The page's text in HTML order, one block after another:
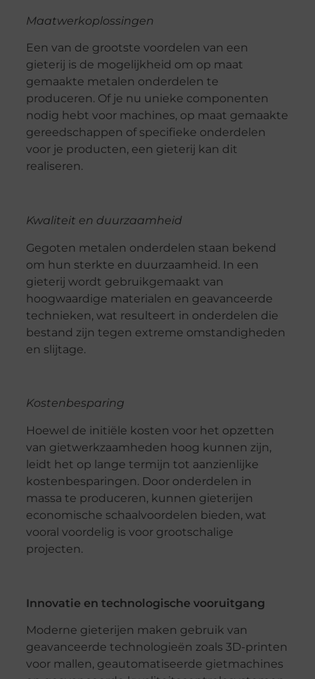
Maatwerkoplossingen
Een van de grootste voordelen van een
gieterij is de mogelijkheid om op maat
gemaakte metalen onderdelen te
produceren. Of je nu unieke componenten
nodig hebt voor machines, op maat gemaakte
gereedschappen of specifieke onderdelen
voor je producten, een gieterij kan dit
realiseren.
Kwaliteit en duurzaamheid
Gegoten metalen onderdelen staan bekend
om hun sterkte en duurzaamheid. In een
gieterij wordt gebruikgemaakt van
hoogwaardige materialen en geavanceerde
technieken, wat resulteert in onderdelen die
bestand zijn tegen extreme omstandigheden
en slijtage.
Kostenbesparing
Hoewel de initiële kosten voor het opzetten
van gietwerkzaamheden hoog kunnen zijn,
leidt het op lange termijn tot aanzienlijke
kostenbesparingen. Door onderdelen in
massa te produceren, kunnen gieterijen
economische schaalvoordelen bieden, wat
vooral voordelig is voor grootschalige
projecten.
Innovatie en technologische vooruitgang
Moderne gieterijen maken gebruik van
geavanceerde technologieën zoals 3D-printen
voor mallen, geautomatiseerde gietmachines